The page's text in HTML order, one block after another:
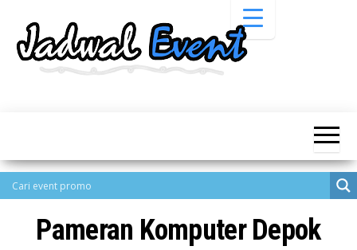
Pameran,
Promo
Terbaru
Pameran,
Seminar,
Bazaar,
Job Fair,
Lomba dll.
Pameran Komputer Depok